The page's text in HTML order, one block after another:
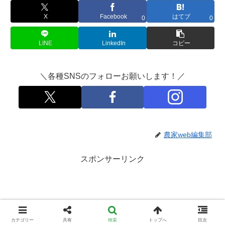
X Facebook 0 はてブ 0
LINE LinkedIn コピー
＼各種SNSのフォローお願いします！／
農家web編集部
スポンサーリンク
カテゴリー 共有 検索 トップへ 目次